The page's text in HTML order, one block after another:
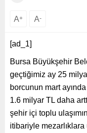
geçtiğimiz ay 25
borcunun mart ayında
1.6 milyar TL daha
şehir içi toplu
itibariyle
düzenleneceğini